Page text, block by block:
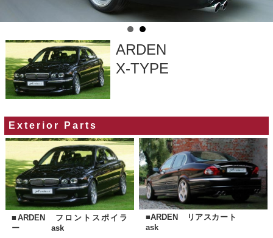
ARDEN
X-TYPE
Exterior Parts
■ARDEN フロントスポイラ
ー ask
■ARDEN リアスカート
ask